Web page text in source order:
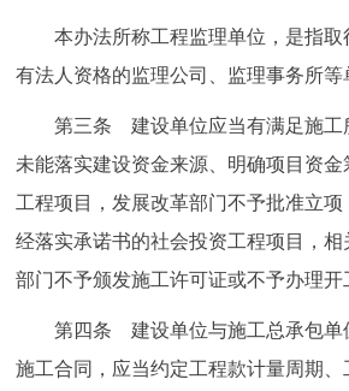
本办法所称工程监理单位，是指取
有法人资格的监理公司、监理事务所等
第三条 建设单位应当有满足施工所
未能落实建设资金来源、明确项目资
工程项目，发展改革部门不予批准立
经落实承诺书的社会投资工程项目，
部门不予颁发施工许可证或不予办理开
第四条 建设单位与施工总承包单
施工合同，应当约定工程款计量周期